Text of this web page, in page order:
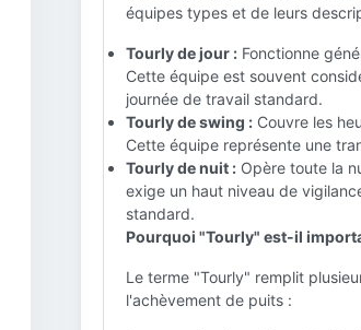
équipes types et de leurs
Tourly de jour : Fonctionne
Cette équipe est souvent
journée de travail standard.
Tourly de swing : Couvre les
Cette équipe représente une
Tourly de nuit : Opère toute la
exige un haut niveau de
standard.
Pourquoi "Tourly" est-il
Le terme "Tourly" remplit
l'achèvement de puits :